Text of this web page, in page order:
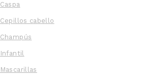
Caspa
Cepillos cabello
Champús
Infantil
Mascarillas